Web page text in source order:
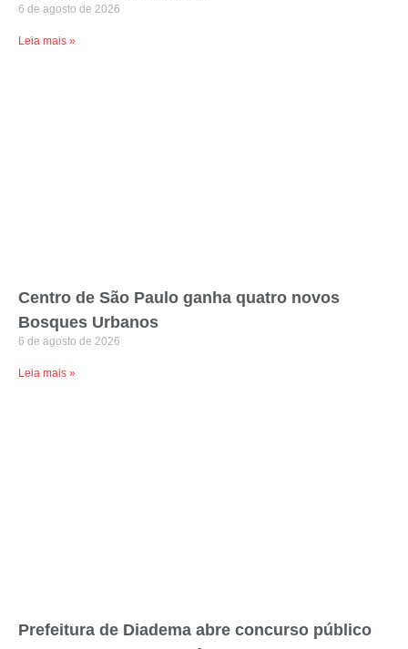
6 de agosto de 2026
Leia mais »
Centro de São Paulo ganha quatro novos
Bosques Urbanos
6 de agosto de 2026
Leia mais »
Prefeitura de Diadema abre concurso público